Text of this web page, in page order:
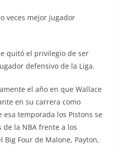
veces mejor jugador
quitó el privilegio de ser
defensivo de la Liga.
el año en que Wallace
en su carrera como
temporada los Pistons se
de la NBA frente a los
Big Four de Malone, Payton,